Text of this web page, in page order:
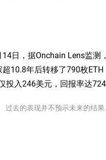
日，据Onchain Lens监测
10.8年后转移了790枚
投入246美元，回报率达
过去的表现并不预示未来的结果